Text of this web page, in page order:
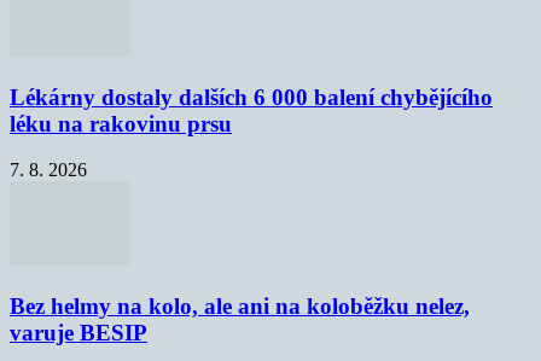
Lékárny dostaly dalších 6 000 balení chybějícího
léku na rakovinu prsu
7. 8. 2026
Bez helmy na kolo, ale ani na koloběžku nelez,
varuje BESIP